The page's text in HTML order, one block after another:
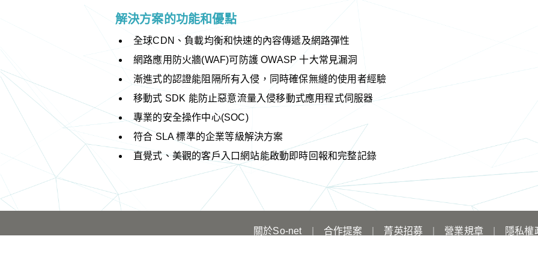
解決方案的功能和優點
全球CDN、負載均衡和快速的內容傳遞及網路彈性
網路應用防火牆(WAF)可防護 OWASP 十大常見漏洞
漸進式的認證能阻隔所有入侵，同時確保無縫的使用者經驗
移動式 SDK 能防止惡意流量入侵移動式應用程式伺服器
專業的安全操作中心(SOC)
符合 SLA 標準的企業等級解決方案
直覺式、美觀的客戶入口網站能啟動即時回報和完整記錄
關於So-net 合作提案 菁英招募 營業規章 隱私權